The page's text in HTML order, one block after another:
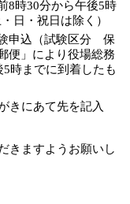
8時30分から午後5時
日・祝日は除く）
申込（試験区分 保
便」により役場総務
時までに到着したも
あて先を記入
ますようお願いし